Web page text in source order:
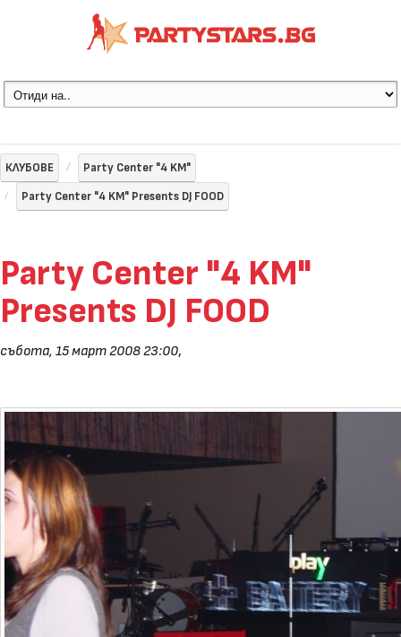
КЛУБОВЕ
Party Center "4 KM"
Party Center "4 KM" Presents DJ FOOD
Party Center "4 KM"
Presents DJ FOOD
събота, 15 март 2008 23:00,